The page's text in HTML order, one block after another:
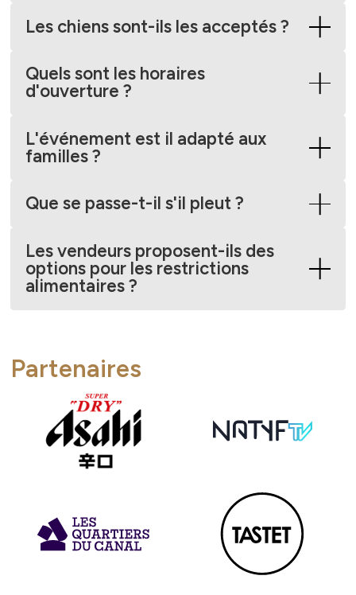
Les chiens sont-ils les acceptés ?
Quels sont les horaires
d'ouverture ?
L'événement est il adapté aux
familles ?
Que se passe-t-il s'il pleut ?
Les vendeurs proposent-ils des
options pour les restrictions
alimentaires ?
Partenaires